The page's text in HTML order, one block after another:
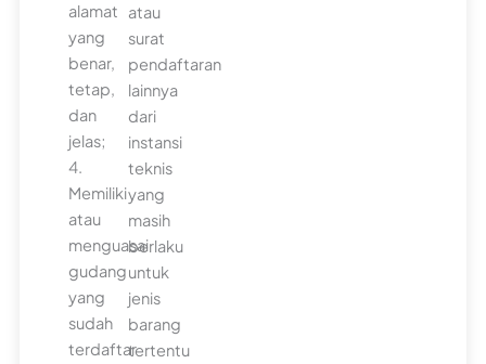
alamat
yang
benar,
tetap,
dan
jelas;
4.
Memiliki
atau
menguasai
gudang
yang
sudah
terdaftar
atau
surat
pendaftaran
lainnya
dari
instansi
teknis
yang
masih
berlaku
untuk
jenis
barang
tertentu